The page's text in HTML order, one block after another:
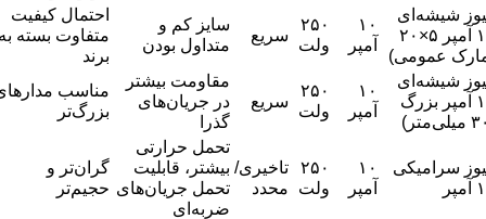
شیشه‌ای
۱۰ آمپر ۵×۲۰
عمومی)
۱۰
آمپر
۲۵۰
ولت
سریع
سایز کم و
متداول بودن
احتمال کیفیت
متفاوت بسته
برند
شیشه‌ای
۱۰ آمپر بزرگ
۱۰
آمپر
۲۵۰
ولت
سریع
مقاومت بیشتر
در جریان‌های
گذرا
مناسب
بزرگ‌تر
سرامیکی
۱۰
آمپر
۲۵۰
ولت
تاخیری/
محدد
تحمل حرارتی
بیشتر، قابلیت
تحمل جریان‌های
ضربه‌ای
گران‌تر و
حجیم‌تر